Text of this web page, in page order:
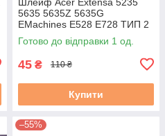
5635 5635Z 5635G
EMachines E528 E728 ТИП 2
БЕЗ КАМЕРИ!
(DD0ZR6LC100 ) Гар. б/в
Готово до відправки 1 од.
45 ₴ 110 ₴
Купити
–55%